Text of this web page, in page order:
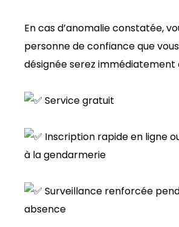
En cas d’anomalie constatée,
personne de confiance que
désignée serez
Service gratuit
Inscription rapide en ligne
à la gendarmerie
Surveillance renforcée
absence